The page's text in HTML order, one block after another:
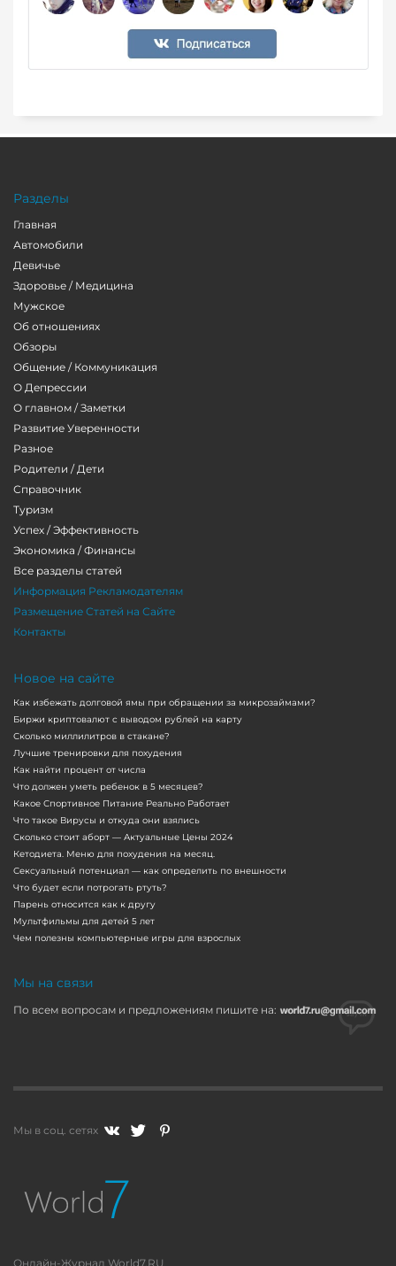
Разделы
Главная
Автомобили
Девичье
Здоровье / Медицина
Мужское
Об отношениях
Обзоры
Общение / Коммуникация
О Депрессии
О главном / Заметки
Развитие Уверенности
Разное
Родители / Дети
Справочник
Туризм
Успех / Эффективность
Экономика / Финансы
Все разделы статей
Информация Рекламодателям
Размещение Статей на Сайте
Контакты
Новое на сайте
Как избежать долговой ямы при обращении за микрозаймами?
Биржи криптовалют с выводом рублей на карту
Сколько миллилитров в стакане?
Лучшие тренировки для похудения
Как найти процент от числа
Что должен уметь ребенок в 5 месяцев?
Какое Спортивное Питание Реально Работает
Что такое Вирусы и откуда они взялись
Сколько стоит аборт — Актуальные Цены 2024
Кетодиета. Меню для похудения на месяц.
Сексуальный потенциал — как определить по внешности
Что будет если потрогать ртуть?
Парень относится как к другу
Мультфильмы для детей 5 лет
Чем полезны компьютерные игры для взрослых
Мы на связи
По всем вопросам и предложениям пишите на:
Мы в соц. сетях
Онлайн-Журнал World7.RU